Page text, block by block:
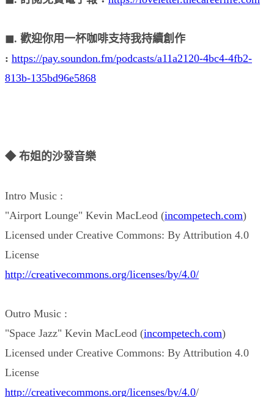
◼︎. 歡迎你用一杯咖啡支持我持續創作
: https://pay.soundon.fm/podcasts/a11a2120-4bc4-4fb2-
813b-135bd96e5868
◆ 布姐的沙發音樂
Intro Music :
"Airport Lounge" Kevin MacLeod (incompetech.com)
Licensed under Creative Commons: By Attribution 4.0
License
http://creativecommons.org/licenses/by/4.0/
Outro Music :
"Space Jazz" Kevin MacLeod (incompetech.com)
Licensed under Creative Commons: By Attribution 4.0
License
http://creativecommons.org/licenses/by/4.0/